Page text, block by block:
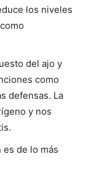
los niveles
del ajo y
como
defensas. La
y nos
es de lo más